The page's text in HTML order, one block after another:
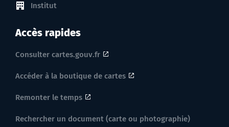
Institut
Accès rapides
Consulter cartes.gouv.fr
Accéder à la boutique de cartes
Remonter le temps
Rechercher un document (carte ou photographie)